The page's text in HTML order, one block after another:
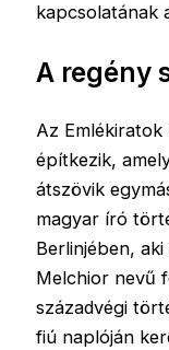
kapcsolatának
A regény
Az
építkezik,
átszövik
magyar író
Berlinjében,
Melchior nevű
századvégi
fiú naplóján